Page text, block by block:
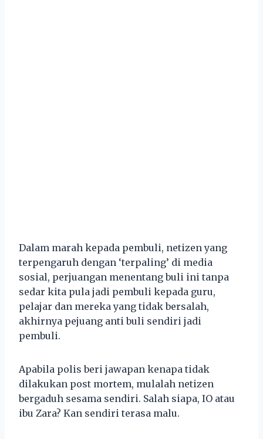
Dalam marah kepada pembuli, netizen yang
terpengaruh dengan ‘terpaling’ di media
sosial, perjuangan menentang buli ini tanpa
sedar kita pula jadi pembuli kepada guru,
pelajar dan mereka yang tidak bersalah,
akhirnya pejuang anti buli sendiri jadi
pembuli.
Apabila polis beri jawapan kenapa tidak
dilakukan post mortem, mulalah netizen
bergaduh sesama sendiri. Salah siapa, IO atau
ibu Zara? Kan sendiri terasa malu.